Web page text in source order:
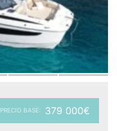
PRECIO BASE: 379 000€